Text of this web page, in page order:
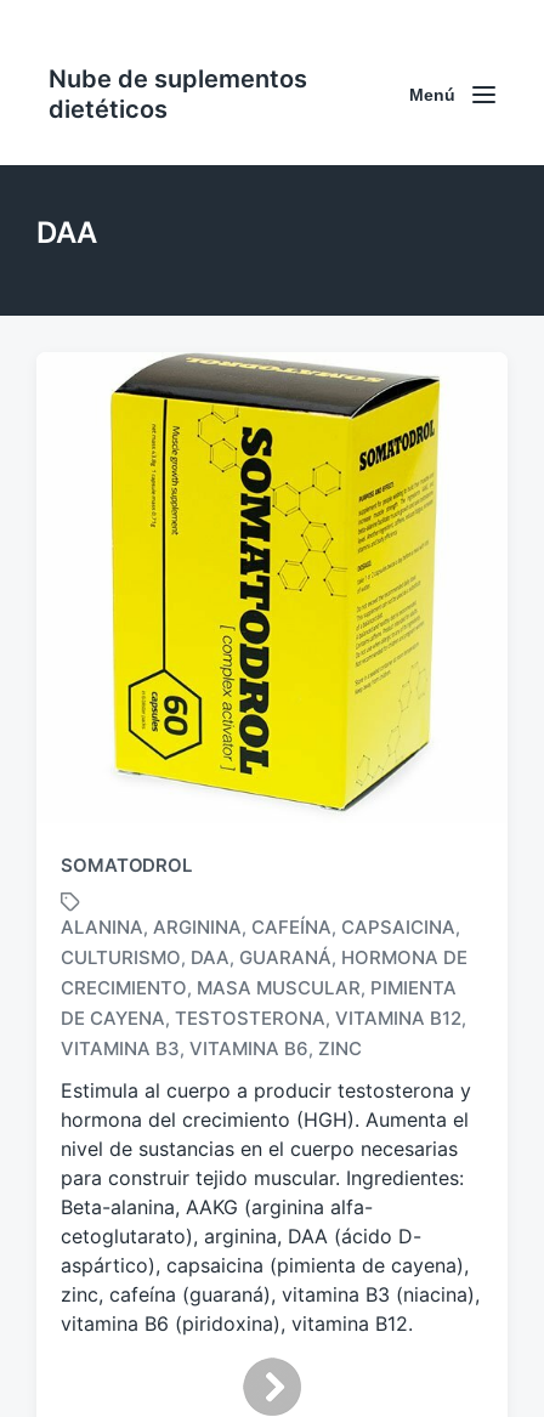
Nube de suplementos
dietéticos
Menú
DAA
SOMATODROL
E
t
i
u
e
t
d
o
c
o
n
ALANINA, ARGININA, CAFEÍNA, CAPSAICINA,
CULTURISMO, DAA, GUARANÁ, HORMONA DE
CRECIMIENTO, MASA MUSCULAR, PIMIENTA
DE CAYENA, TESTOSTERONA, VITAMINA B12,
VITAMINA B3, VITAMINA B6, ZINC
Estimula al cuerpo a producir testosterona y
hormona del crecimiento (HGH). Aumenta el
nivel de sustancias en el cuerpo necesarias
para construir tejido muscular. Ingredientes:
Beta-alanina, AAKG (arginina alfa-
cetoglutarato), arginina, DAA (ácido D-
aspártico), capsaicina (pimienta de cayena),
zinc, cafeína (guaraná), vitamina B3 (niacina),
vitamina B6 (piridoxina), vitamina B12.